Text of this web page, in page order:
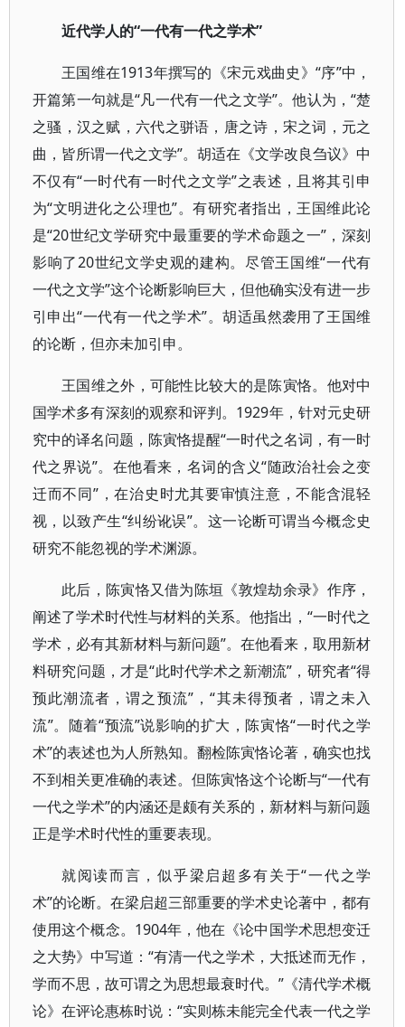
近代学人的“一代有一代之学术”
王国维在1913年撰写的《宋元戏曲史》“序”中，
开篇第一句就是“凡一代有一代之文学”。他认为，“楚
之骚，汉之赋，六代之骈语，唐之诗，宋之词，元之
曲，皆所谓一代之文学”。胡适在《文学改良刍议》中
不仅有“一时代有一时代之文学”之表述，且将其引申
为“文明进化之公理也”。有研究者指出，王国维此论
是“20世纪文学研究中最重要的学术命题之一”，深刻
影响了20世纪文学史观的建构。尽管王国维“一代有
一代之文学”这个论断影响巨大，但他确实没有进一步
引申出“一代有一代之学术”。胡适虽然袭用了王国维
的论断，但亦未加引申。
王国维之外，可能性比较大的是陈寅恪。他对中
国学术多有深刻的观察和评判。1929年，针对元史研
究中的译名问题，陈寅恪提醒“一时代之名词，有一时
代之界说”。在他看来，名词的含义“随政治社会之变
迁而不同”，在治史时尤其要审慎注意，不能含混轻
视，以致产生“纠纷讹误”。这一论断可谓当今概念史
研究不能忽视的学术渊源。
此后，陈寅恪又借为陈垣《敦煌劫余录》作序，
阐述了学术时代性与材料的关系。他指出，“一时代之
学术，必有其新材料与新问题”。在他看来，取用新材
料研究问题，才是“此时代学术之新潮流”，研究者“得
预此潮流者，谓之预流”，“其未得预者，谓之未入
流”。随着“预流”说影响的扩大，陈寅恪“一时代之学
术”的表述也为人所熟知。翻检陈寅恪论著，确实也找
不到相关更准确的表述。但陈寅恪这个论断与“一代有
一代之学术”的内涵还是颇有关系的，新材料与新问题
正是学术时代性的重要表现。
就阅读而言，似乎梁启超多有关于“一代之学
术”的论断。在梁启超三部重要的学术史论著中，都有
使用这个概念。1904年，他在《论中国学术思想变迁
之大势》中写道：“有清一代之学术，大抵述而无作，
学而不思，故可谓之为思想最衰时代。”《清代学术概
论》在评论惠栋时说：“实则栋未能完全代表一代之学